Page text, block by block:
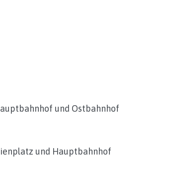
und Ostbahnhof
und Hauptbahnhof